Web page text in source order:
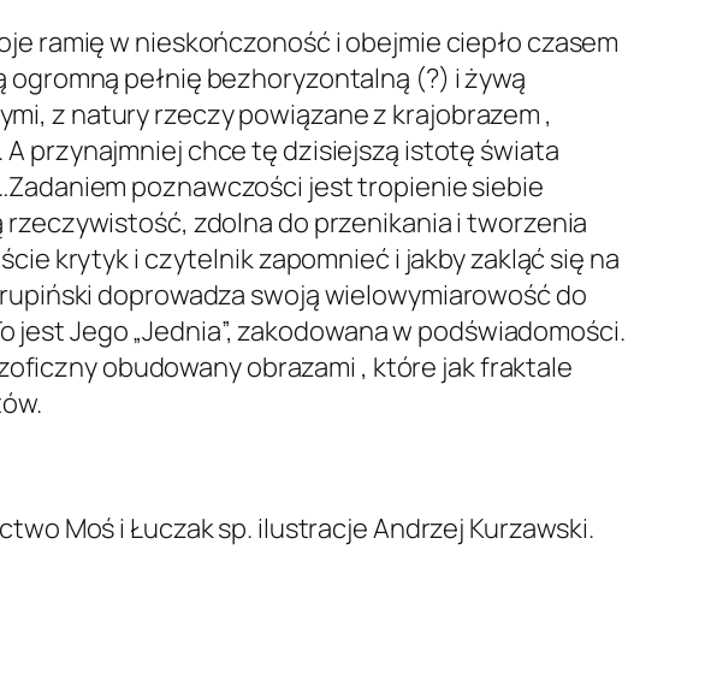
ramię w nieskończoność i obejmie ciepło czasem
pełnię bezhoryzontalną (?) i żywą
z natury rzeczy powiązane z krajobrazem ,
przynajmniej chce tę dzisiejszą istotę świata
poznawczości jest tropienie siebie
zdolna do przenikania i tworzenia
krytyk i czytelnik zapomnieć i jakby zakląć się na
doprowadza swoją wielowymiarowość do
jest Jego „Jednia”, zakodowana w podświadomości.
obudowany obrazami , które jak fraktale
Moś i Łuczak sp. ilustracje Andrzej Kurzawski.